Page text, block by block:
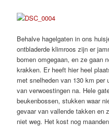
Behalve hagelgaten in ons
ontbladerde klimroos zijn er
bomen omgegaan, en ze gaan
krakken. Er heeft hier heel
met snelheden van 130 km per
van verwoestingen na. Hele
beukenbossen, stukken waar
gevaar van vallende takken en
niet weg. Het kost nog